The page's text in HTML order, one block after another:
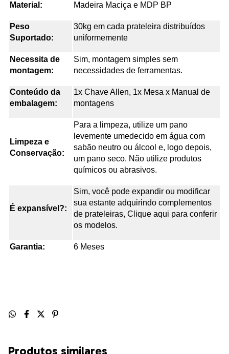
Material: Madeira Maciça e MDP BP
Peso
Suportado:
30kg em cada prateleira distribuídos
uniformemente
Necessita de
montagem:
Sim, montagem simples sem
necessidades de ferramentas.
Conteúdo da
embalagem:
1x Chave Allen, 1x Mesa x Manual de
montagens
Limpeza e
Conservação:
Para a limpeza, utilize um pano
levemente umedecido em água com
sabão neutro ou álcool e, logo depois,
um pano seco. Não utilize produtos
químicos ou abrasivos.
É expansível?:
Sim, você pode expandir ou modificar
sua estante adquirindo complementos
de prateleiras, Clique aqui para conferir
os modelos.
Garantia: 6 Meses
Produtos similares